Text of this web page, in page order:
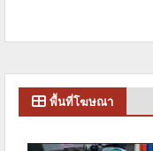
พื้นที่โฆษณา